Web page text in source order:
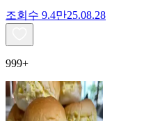
조회수 9.4만25.08.28
999+